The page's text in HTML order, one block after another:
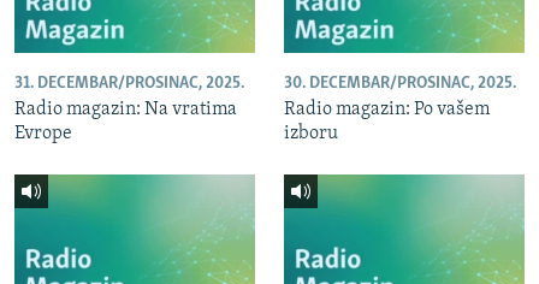
31. DECEMBAR/PROSINAC, 2025.
Radio magazin: Na vratima
Evrope
30. DECEMBAR/PROSINAC, 2025.
Radio magazin: Po vašem
izboru